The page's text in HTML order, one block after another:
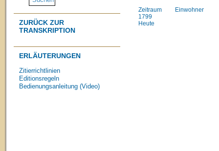
ZURÜCK ZUR
TRANSKRIPTION
ERLÄUTERUNGEN
Zitierrichtlinien
Editionsregeln
Bedienungsanleitung (Video)
Zeitraum
Einwohner
1799
Heute